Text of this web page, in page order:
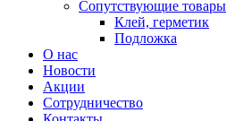
Сопутствующие товары
Клей, герметик
Подложка
О нас
Новости
Акции
Сотрудничество